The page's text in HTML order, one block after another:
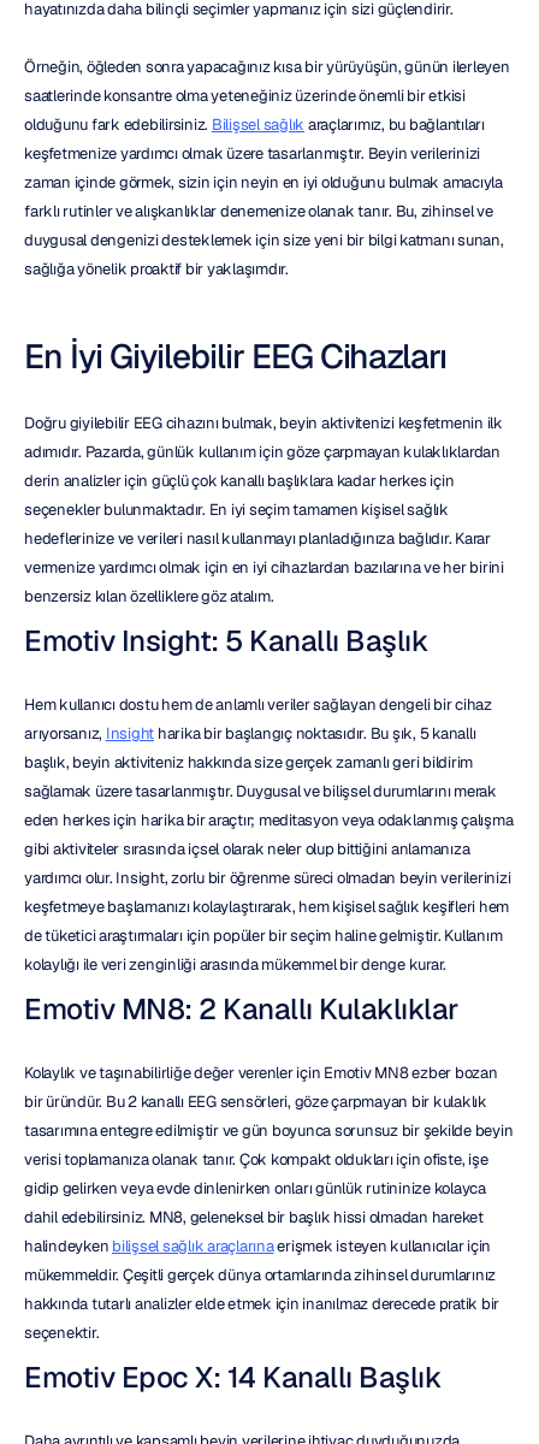
hayatınızda daha bilinçli seçimler yapmanız için sizi güçlendirir.
Örneğin, öğleden sonra yapacağınız kısa bir yürüyüşün, günün ilerleyen
saatlerinde konsantre olma yeteneğiniz üzerinde önemli bir etkisi
olduğunu fark edebilirsiniz. Bilişsel sağlık araçlarımız, bu bağlantıları
keşfetmenize yardımcı olmak üzere tasarlanmıştır. Beyin verilerinizi
zaman içinde görmek, sizin için neyin en iyi olduğunu bulmak amacıyla
farklı rutinler ve alışkanlıklar denemenize olanak tanır. Bu, zihinsel ve
duygusal dengenizi desteklemek için size yeni bir bilgi katmanı sunan,
sağlığa yönelik proaktif bir yaklaşımdır.
En İyi Giyilebilir EEG Cihazları
Doğru giyilebilir EEG cihazını bulmak, beyin aktivitenizi keşfetmenin ilk
adımıdır. Pazarda, günlük kullanım için göze çarpmayan kulaklıklardan
derin analizler için güçlü çok kanallı başlıklara kadar herkes için
seçenekler bulunmaktadır. En iyi seçim tamamen kişisel sağlık
hedeflerinize ve verileri nasıl kullanmayı planladığınıza bağlıdır. Karar
vermenize yardımcı olmak için en iyi cihazlardan bazılarına ve her birini
benzersiz kılan özelliklere göz atalım.
Emotiv Insight: 5 Kanallı Başlık
Hem kullanıcı dostu hem de anlamlı veriler sağlayan dengeli bir cihaz
arıyorsanız, Insight harika bir başlangıç noktasıdır. Bu şık, 5 kanallı
başlık, beyin aktiviteniz hakkında size gerçek zamanlı geri bildirim
sağlamak üzere tasarlanmıştır. Duygusal ve bilişsel durumlarını merak
eden herkes için harika bir araçtır; meditasyon veya odaklanmış çalışma
gibi aktiviteler sırasında içsel olarak neler olup bittiğini anlamanıza
yardımcı olur. Insight, zorlu bir öğrenme süreci olmadan beyin verilerinizi
keşfetmeye başlamanızı kolaylaştırarak, hem kişisel sağlık keşifleri hem
de tüketici araştırmaları için popüler bir seçim haline gelmiştir. Kullanım
kolaylığı ile veri zenginliği arasında mükemmel bir denge kurar.
Emotiv MN8: 2 Kanallı Kulaklıklar
Kolaylık ve taşınabilirliğe değer verenler için Emotiv MN8 ezber bozan
bir üründür. Bu 2 kanallı EEG sensörleri, göze çarpmayan bir kulaklık
tasarımına entegre edilmiştir ve gün boyunca sorunsuz bir şekilde beyin
verisi toplamanıza olanak tanır. Çok kompakt oldukları için ofiste, işe
gidip gelirken veya evde dinlenirken onları günlük rutininize kolayca
dahil edebilirsiniz. MN8, geleneksel bir başlık hissi olmadan hareket
halindeyken bilişsel sağlık araçlarına erişmek isteyen kullanıcılar için
mükemmeldir. Çeşitli gerçek dünya ortamlarında zihinsel durumlarınız
hakkında tutarlı analizler elde etmek için inanılmaz derecede pratik bir
seçenektir.
Emotiv Epoc X: 14 Kanallı Başlık